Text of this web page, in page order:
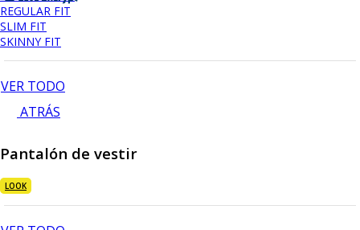
REGULAR FIT
SLIM FIT
SKINNY FIT
VER TODO
ATRÁS
Pantalón de vestir
LOOK